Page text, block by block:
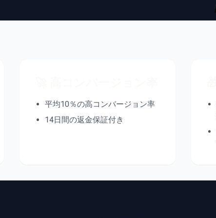
平均10％の高コンバージョン率
14日間の返金保証付き